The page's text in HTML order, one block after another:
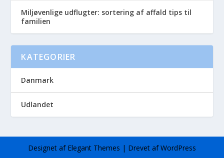
Miljøvenlige udflugter: sortering af affald tips til
familien
KATEGORIER
Danmark
Udlandet
Designet af Elegant Themes | Drevet afWordPress